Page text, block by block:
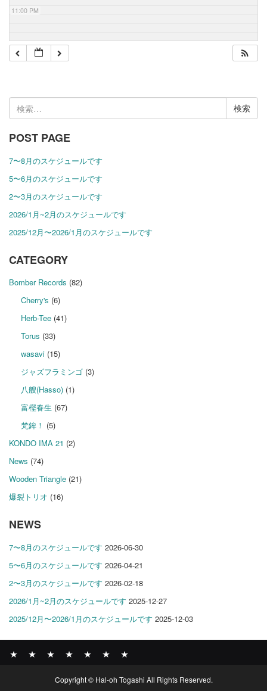
11:00 PM
検
索:
POST PAGE
7〜8月のスケジュールです
5〜6月のスケジュールです
2〜3月のスケジュールです
2026/1月~2月のスケジュールです
2025/12月〜2026/1月のスケジュールです
CATEGORY
Bomber Records (82)
Cherry's (6)
Herb-Tee(41)
Torus (33)
wasavi(15)
ジャズフラミンゴ(3)
八艘(Hasso)(1)
富樫春生 (67)
梵鉾！ (5)
KONDO IMA 21 (2)
News (74)
Wooden Triangle (21)
爆裂トリオ (16)
NEWS
7〜8月のスケジュールです 2026-06-30
5〜6月のスケジュールです 2026-04-21
2〜3月のスケジュールです 2026-02-18
2026/1月~2月のスケジュールです 2025-12-27
2025/12月〜2026/1月のスケジュールです 2025-12-03
RECORDS
PROFILE
Copyright © Hal-oh Togashi All Rights Reserved.